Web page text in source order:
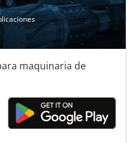
maquinaria de